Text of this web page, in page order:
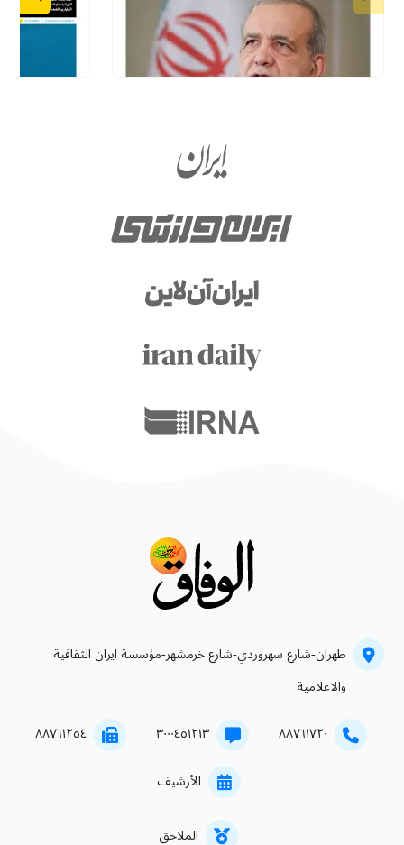
طهران-شارع سهروردي-شارع خرمشهر-مؤسسة ايران الثقافية
والاعلامية
۸۸۷٦۱۷۲۰ ۳۰۰۰٤٥۱۲۱۳ ۸۸۷٦۱۲٥٤
الأرشيف
الملاحق